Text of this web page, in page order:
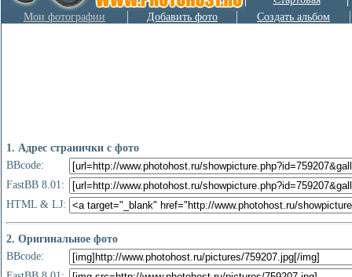
Мои фотографии
Добавить фото Создать альбом
1. Адрес странички с фото
BBcode:
FastBB 8.01:
HTML & LJ:
2. Оригинальное фото
BBcode: